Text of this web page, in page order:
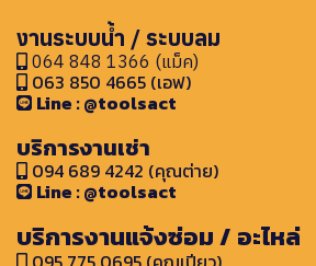
งานระบบน้ำ / ระบบลม
064 848 1366 (แม็ค)
063 850 4665 (เอฟ)
Line : @toolsact
บริการงานเช่า
094 689 4242 (คุณต่าย)
Line : @toolsact
บริการงานแจ้งซ่อม / อะไหล่